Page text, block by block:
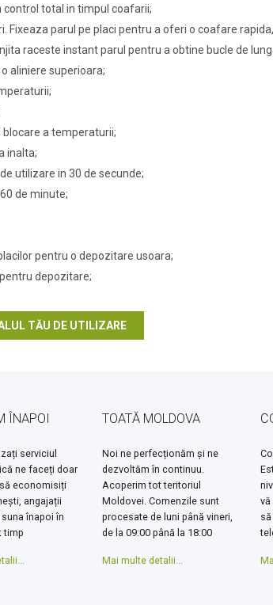
total in timpul coafarii;
Fixeaza parul pe placi pentru a oferi o coafare
raceste instant parul pentru a obtine bucle de
aliniere superioara;
blocare a temperaturii;
inalta;
utilizare in 30 de secunde;
de minute;
pentru o depozitare usoara;
depozitare;
TĂU DE UTILIZARE
ÎNAPOI
serviciul
ne faceți doar
economisiți
angajații
înapoi în
timp
TOATĂ MOLDOVA
Noi ne perfecționăm și ne
dezvoltăm în continuu.
Acoperim tot teritoriul
Moldovei. Comenzile sunt
procesate de luni până vineri,
de la 09:00 până la 18:00
Mai multe detalii...
vă